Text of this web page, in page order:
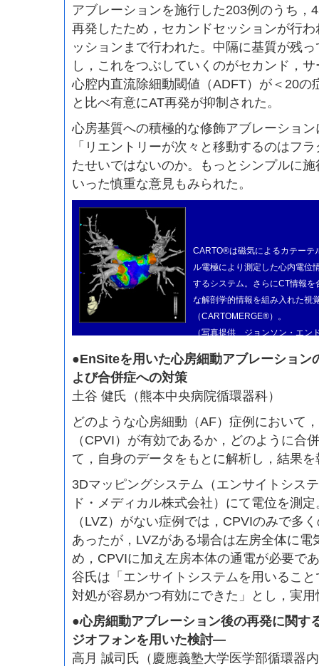
アブレーションを施行した203例のうち，
再発したため，セカンドセッションが行
ッションまで行われた。中隔に基質が残
し，これをつぶしていくのがセカンド，
心腔内直流除細動閾値（ADFT）が＜20の
と比べ有意にAT再発が抑制された。
心房基質への積極的な修飾アブレーショ
「リエントリーが次々と移動するのはフ
たせいではないのか。もっとシンプルに
いった慎重な意見もみられた。
CARTO®は磁気によるカテーテ
ル電極により測定した心内電位
するシステム。さらにCT情報
な解剖学的情報を組み入れた視
（CARTOMERGE®）。
（写真提供 ジョンソン・エン
●EnSiteを用いた心房細動アブレーション
よび合併症への対策
土谷 健氏（熊本中央病院循環器科）
どのような心房細動（AF）症例において
（CPVI）が有効であるか，どのように合
て，自身のデータをもとに解析し，結果
3Dマッピングシステム（エンサイトシス
ド・メディカル株式会社）にて電位を測
（LVZ）がない症例では，CPVIのみで多
あったが，LVZがある場合は左房全体に電
め，CPVIに加え左房本体の通電が必要で
谷氏は「エンサイトシステムを用いるこ
対処が容易かつ有効にできた」とし，実
●心房細動アブレーション後の再発に関
ジオフォンを用いた検討—
高月 誠司氏（慶應義塾大学医学部循環器